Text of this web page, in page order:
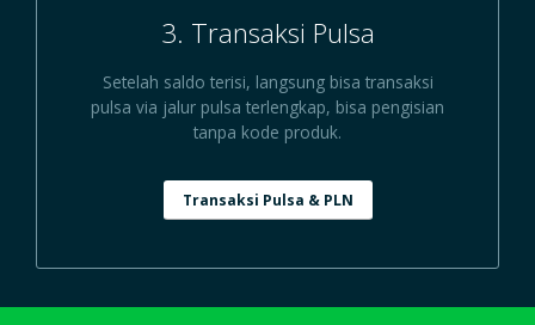
3. Transaksi Pulsa
Setelah saldo terisi, langsung bisa transaksi
pulsa via jalur pulsa terlengkap, bisa pengisian
tanpa kode produk.
Transaksi Pulsa & PLN